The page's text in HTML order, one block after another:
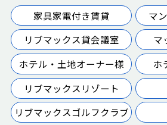
家具家電付き賃貸
マ
リブマックス貸会議室
マ
ホテル・土地オーナー様
ホ
リブマックスリゾート
リブマックスゴルフクラブ